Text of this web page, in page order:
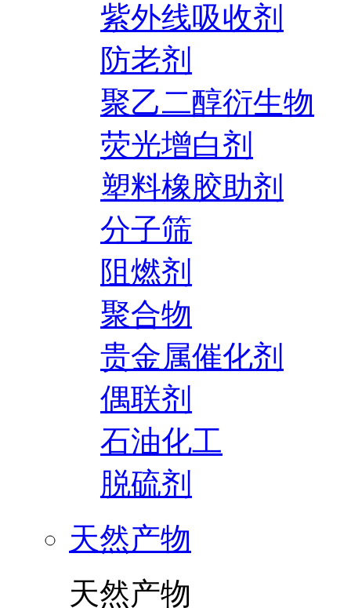
紫外线吸收剂
防老剂
聚乙二醇衍生物
荧光增白剂
塑料橡胶助剂
分子筛
阻燃剂
聚合物
贵金属催化剂
偶联剂
石油化工
脱硫剂
天然产物
天然产物